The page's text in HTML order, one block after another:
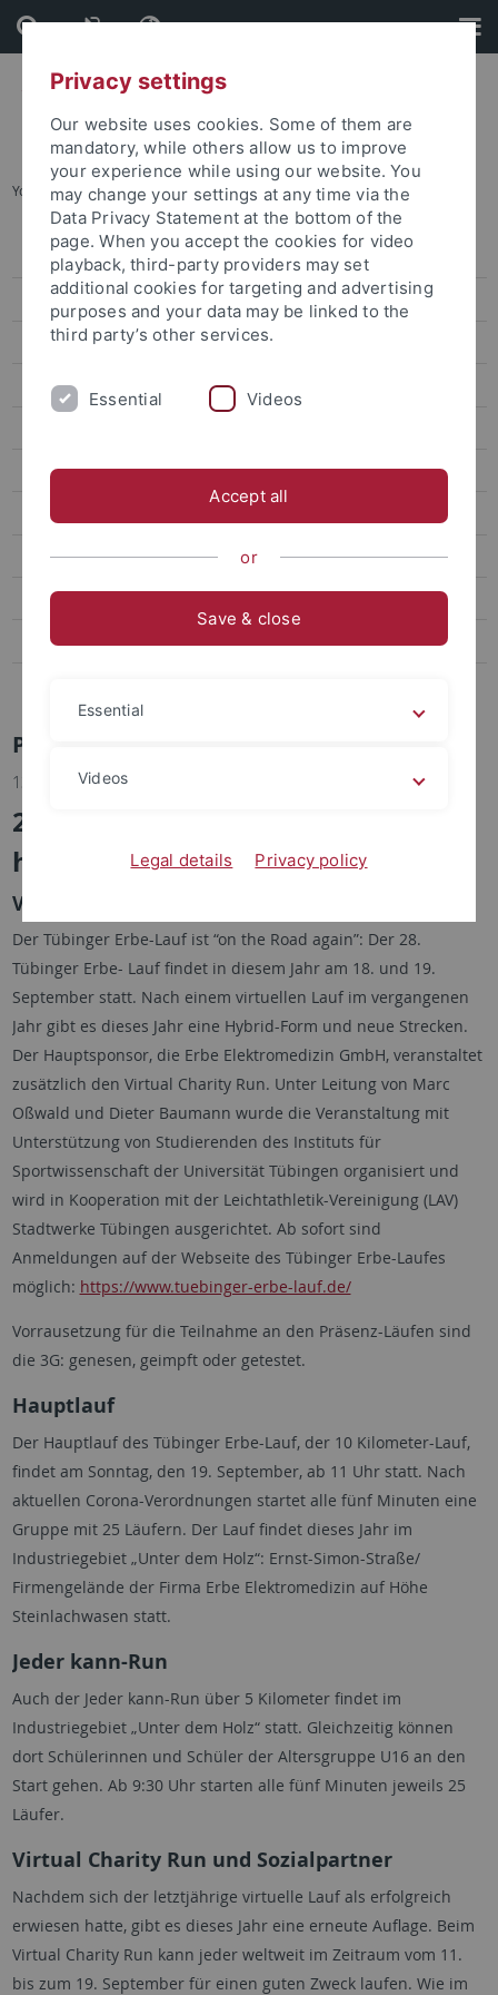
Skip
to
content
Skip
to
footer
You are here: Startseite ... Archiv
Pressemitteilungen
Archiv
attempto online
Newsletter Uni Tübingen aktuell
Publikationen
Social Media
Videos
Podcasts
Personalia
Pressemitteilungen Archiv
13.07.2021
28. Tübinger Erbe-Lauf findet
hybrid statt
Vorbereitungstraining startet am 27. Juli
Der Tübinger Erbe-Lauf ist “on the Road again”: Der 28.
Tübinger Erbe- Lauf findet in diesem Jahr am 18. und 19.
September statt. Nach einem virtuellen Lauf im vergangenen
Jahr gibt es dieses Jahr eine Hybrid-Form und neue Strecken.
Der Hauptsponsor, die Erbe Elektromedizin GmbH, veranstaltet
zusätzlich den Virtual Charity Run. Unter Leitung von Marc
Oßwald und Dieter Baumann wurde die Veranstaltung mit
Unterstützung von Studierenden des Instituts für
Sportwissenschaft der Universität Tübingen organisiert und
wird in Kooperation mit der Leichtathletik-Vereinigung (LAV)
Stadtwerke Tübingen ausgerichtet. Ab sofort sind
Anmeldungen auf der Webseite des Tübinger Erbe-Laufes
möglich: https://www.tuebinger-erbe-lauf.de/
Vorrausetzung für die Teilnahme an den Präsenz-Läufen sind
die 3G: genesen, geimpft oder getestet.
Hauptlauf
Der Hauptlauf des Tübinger Erbe-Lauf, der 10 Kilometer-Lauf,
findet am Sonntag, den 19. September, ab 11 Uhr statt. Nach
aktuellen Corona-Verordnungen startet alle fünf Minuten eine
Gruppe mit 25 Läufern. Der Lauf findet dieses Jahr im
Industriegebiet „Unter dem Holz“: Ernst-Simon-Straße/
Firmengelände der Firma Erbe Elektromedizin auf Höhe
Steinlachwasen statt.
Jeder kann-Run
Auch der Jeder kann-Run über 5 Kilometer findet im
Industriegebiet „Unter dem Holz“ statt. Gleichzeitig können
dort Schülerinnen und Schüler der Altersgruppe U16 an den
Start gehen. Ab 9:30 Uhr starten alle fünf Minuten jeweils 25
Läufer.
Virtual Charity Run und Sozialpartner
Nachdem sich der letztjährige virtuelle Lauf als erfolgreich
erwiesen hatte, gibt es dieses Jahr eine erneute Auflage. Beim
Virtual Charity Run kann jeder weltweit im Zeitraum vom 11.
bis zum 19. September für einen guten Zweck laufen. Wie im
Privacy settings
Our website uses cookies. Some of them are
mandatory, while others allow us to improve
your experience while using our website. You
may change your settings at any time via the
Data Privacy Statement at the bottom of the
page. When you accept the cookies for video
playback, third-party providers may set
additional cookies for targeting and advertising
purposes and your data may be linked to the
third party’s other services.
Essential Videos
Accept all
or
Save & close
Essential
Videos
Legal details Privacy policy